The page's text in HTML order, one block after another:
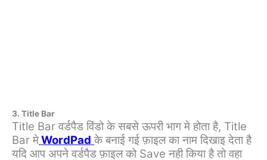
3. Title Bar
Title Bar वर्डपैड विंडो के सबसे ऊपरी भाग मे होता है, Title
Bar मेWordPad के बनाई गई फ़ाइल का नाम दिखाइ देता है
यदि आप अपने वर्डपैड फ़ाइल को Save नही किया है तो वहा